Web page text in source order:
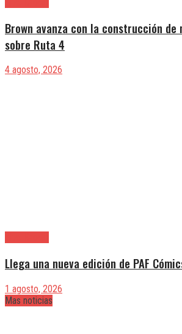
Brown avanza con la construcción
sobre Ruta 4
4 agosto, 2026
Llega una nueva edición de PAF
1 agosto, 2026
Mas noticias